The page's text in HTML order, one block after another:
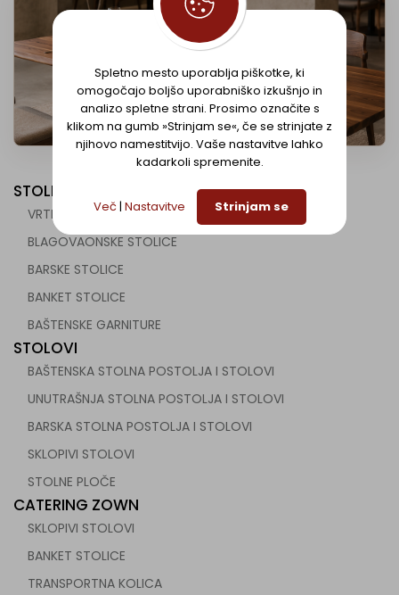
AG VEBO,
DOBAVLJAČ B2B
OPREME
STOLICE
VRTNE STOLICE
BLAGOVAONSKE STOLICE
BARSKE STOLICE
BANKET STOLICE
BAŠTENSKE GARNITURE
STOLOVI
BAŠTENSKA STOLNA POSTOLJA I STOLOVI
UNUTRAŠNJA STOLNA POSTOLJA I STOLOVI
BARSKA STOLNA POSTOLJA I STOLOVI
SKLOPIVI STOLOVI
STOLNE PLOČE
CATERING ZOWN
SKLOPIVI STOLOVI
BANKET STOLICE
TRANSPORTNA KOLICA
Spletno mesto uporablja piškotke, ki
omogočajo boljšo uporabniško izkušnjo in
analizo spletne strani. Prosimo označite s
klikom na gumb »Strinjam se«, če se strinjate z
njihovo namestitvijo. Vaše nastavitve lahko
kadarkoli spremenite.
Več | Nastavitve Strinjam se